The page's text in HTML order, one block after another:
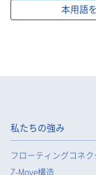
本用語
私たちの強み
フローティングコネク
Z-Move構造